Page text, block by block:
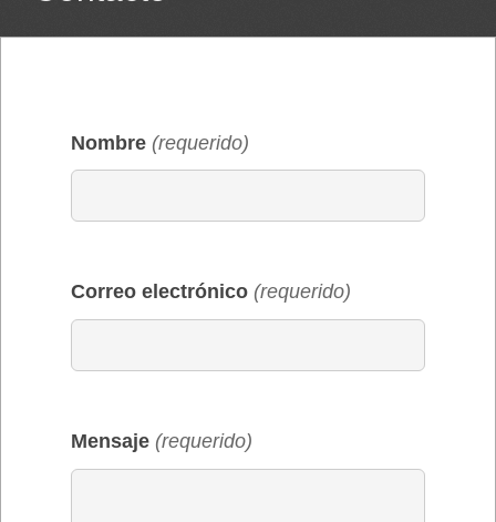
Nombre (requerido)
Correo electrónico (requerido)
Mensaje (requerido)